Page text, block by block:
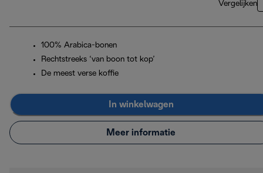
Vergelijken
100% Arabica-bonen
Rechtstreeks ‘van boon tot kop’
De meest verse koffie
In winkelwagen
Meer informatie